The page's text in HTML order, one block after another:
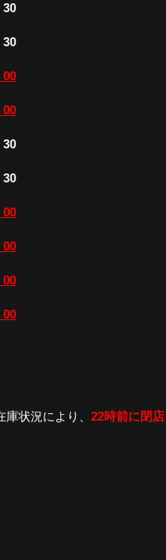
00
00
00
00
00
00
状況により、 22時前に閉店